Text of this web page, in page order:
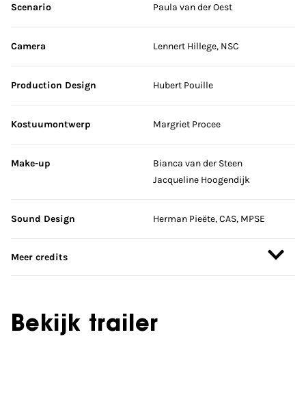
Scenario Paula van der Oest
Camera Lennert Hillege, NSC
Production Design Hubert Pouille
Kostuumontwerp Margriet Procee
Make-up
Bianca van der Steen
Jacqueline Hoogendijk
Sound Design Herman Pieëte, CAS, MPSE
Meer credits
Bekijk trailer